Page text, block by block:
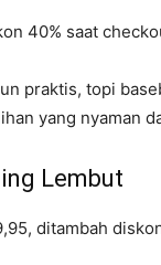
40% saat
praktis, topi
yang nyaman
Lembut
ditambah